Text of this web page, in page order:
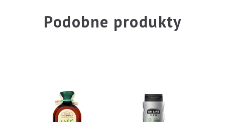
Podobne produkty